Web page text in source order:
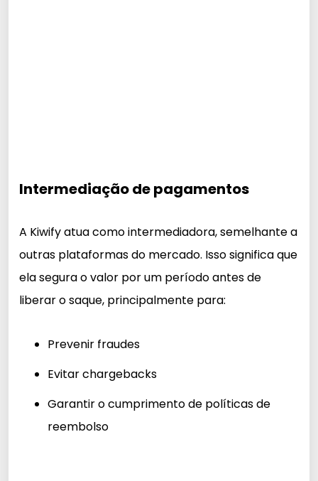
Intermediação de pagamentos
A Kiwify atua como intermediadora, semelhante a
outras plataformas do mercado. Isso significa que
ela segura o valor por um período antes de
liberar o saque, principalmente para:
Prevenir fraudes
Evitar chargebacks
Garantir o cumprimento de políticas de
reembolso